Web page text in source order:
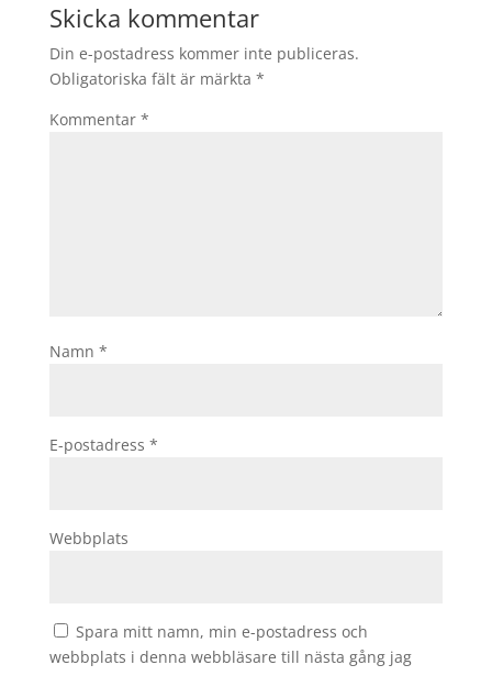
Skicka kommentar
Din e-postadress kommer inte publiceras.
Obligatoriska fält är märkta *
Kommentar *
Namn *
E-postadress *
Webbplats
Spara mitt namn, min e-postadress och
webbplats i denna webbläsare till nästa gång jag